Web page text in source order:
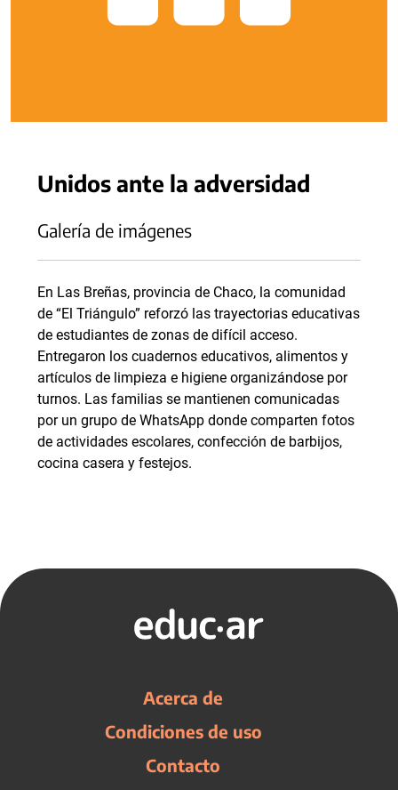
Unidos ante la adversidad
Galería de imágenes
En Las Breñas, provincia de Chaco, la comunidad
de “El Triángulo” reforzó las trayectorias educativas
de estudiantes de zonas de difícil acceso.
Entregaron los cuadernos educativos, alimentos y
artículos de limpieza e higiene organizándose por
turnos. Las familias se mantienen comunicadas
por un grupo de WhatsApp donde comparten fotos
de actividades escolares, confección de barbijos,
cocina casera y festejos.
Acerca de
Condiciones de uso
Contacto